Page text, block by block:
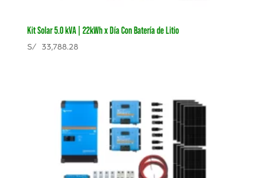
Kit Solar 5.0 kVA | 22kWh x Día Con Batería de Litio
S/33,788.28